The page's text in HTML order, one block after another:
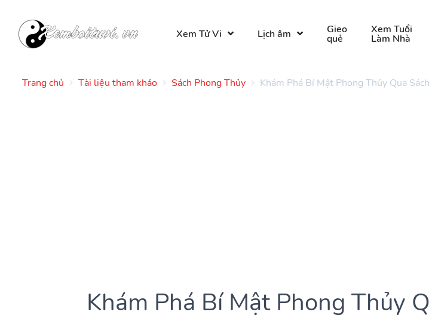
Xem Tử Vi Lịch âm Gieo
quẻ
Xem Tuổi
Làm Nhà
Trang chủ Tài liệu tham khảo Sách Phong Thủy Khám Phá Bí Mật Phong Thủy Qua
Khám Phá Bí Mật Phong Thủy